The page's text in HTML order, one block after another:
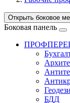
Открыть боковое
Боковая панель
БДД